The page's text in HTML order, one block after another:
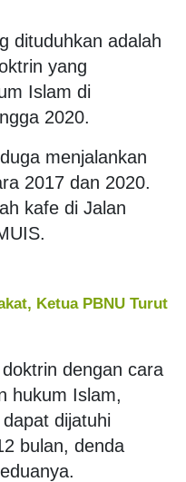
dituduhkan adalah
yang
Islam di
2020.
menjalankan
2017 dan 2020.
kafe di Jalan
Ketua PBNU Turut
dengan cara
hukum Islam,
dijatuhi
bulan, denda